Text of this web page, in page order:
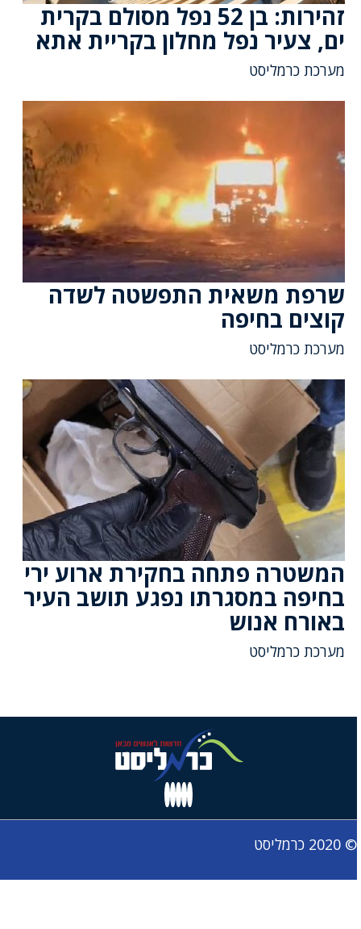
זהירות: בן 52 נפל מסולם בקרית
ים, צעיר נפל מחלון בקריית אתא
מערכת כרמליסט
שרפת משאית התפשטה לשדה
קוצים בחיפה
מערכת כרמליסט
המשטרה פתחה בחקירת ארוע ירי
בחיפה במסגרתו נפגע תושב העיר
באורח אנוש
מערכת כרמליסט
© 2020 כרמליסט